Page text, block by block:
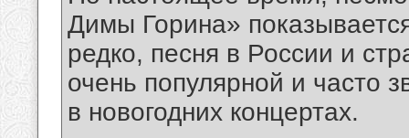
Димы Горина»
редко, песня в России и
очень популярной и часто
в новогодних концертах.